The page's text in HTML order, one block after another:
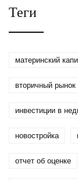
Теги
материнский
вторичный рынок
инвестиции в
новостройка
отчет об оценке